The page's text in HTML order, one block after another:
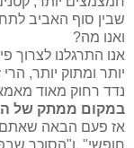
שבין סוף האביב
ואנו מה?
אנו התרגלנו לצרוך
יותר ומתוק יותר,
נדד רחוק מאוד
במקום ממתק של
אז פעם הבאה שאתם
חופשי", ו"הסוכר